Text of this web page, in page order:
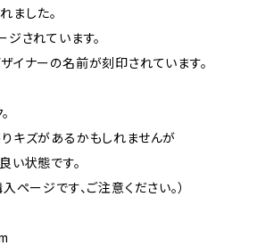
ました。
されています。
イナーの名前が刻印されています。
キズがあるかもしれませんが
い状態です。
ページです、ご注意ください。）